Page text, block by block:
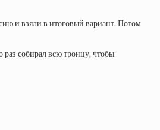
и взяли в итоговый вариант. Потом
раз собирал всю троицу, чтобы